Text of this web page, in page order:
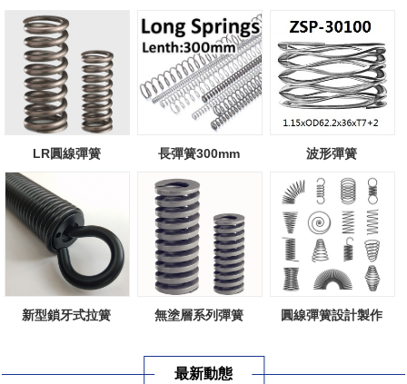
簧
LR圓線彈簧 長彈簧300mm 波形彈簧
新型鎖牙式拉簧 無塗層系列彈簧 圓線彈簧設計製作
最新動態